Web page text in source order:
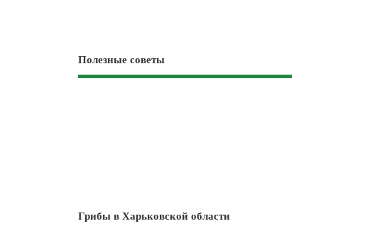
Полезные советы
Грибы в Харьковской области